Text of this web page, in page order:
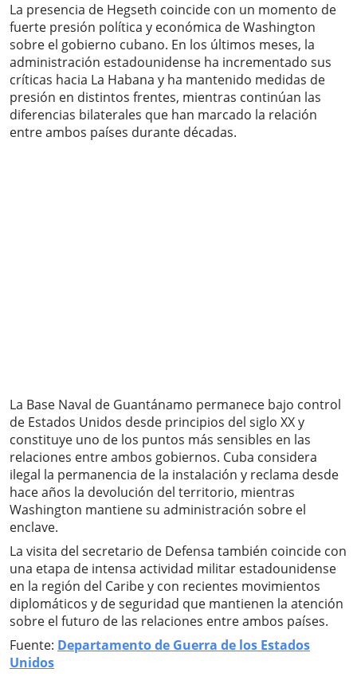
La presencia de Hegseth coincide con un momento de
fuerte presión política y económica de Washington
sobre el gobierno cubano. En los últimos meses, la
administración estadounidense ha incrementado sus
críticas hacia La Habana y ha mantenido medidas de
presión en distintos frentes, mientras continúan las
diferencias bilaterales que han marcado la relación
entre ambos países durante décadas.
La Base Naval de Guantánamo permanece bajo control
de Estados Unidos desde principios del siglo XX y
constituye uno de los puntos más sensibles en las
relaciones entre ambos gobiernos. Cuba considera
ilegal la permanencia de la instalación y reclama desde
hace años la devolución del territorio, mientras
Washington mantiene su administración sobre el
enclave.
La visita del secretario de Defensa también coincide con
una etapa de intensa actividad militar estadounidense
en la región del Caribe y con recientes movimientos
diplomáticos y de seguridad que mantienen la atención
sobre el futuro de las relaciones entre ambos países.
Fuente: Departamento de Guerra de los Estados
Unidos